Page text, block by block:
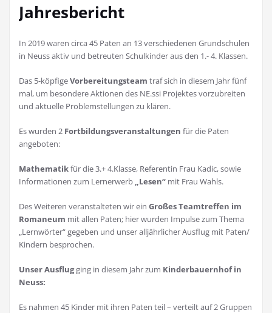
Jahresbericht
In 2019 waren circa 45 Paten an 13 verschiedenen Grundschulen
in Neuss aktiv und betreuten Schulkinder aus den 1.- 4. Klassen.
Das 5-köpfigeVorbereitungsteam traf sich in diesem Jahr fünf
mal, um besondere Aktionen des NE.ssi Projektes vorzubreiten
und aktuelle Problemstellungen zu klären.
Es wurden 2 Fortbildungsveranstaltungen für die Paten
angeboten:
Mathematikfür die 3.+ 4.Klasse, Referentin Frau Kadic, sowie
Informationen zum Lernerwerb „Lesen“ mit Frau Wahls.
Des Weiteren veranstalteten wir ein Großes Teamtreffen im
Romaneum mit allen Paten; hier wurden Impulse zum Thema
„Lernwörter“ gegeben und unser alljährlicher Ausflug mit Paten/
Kindern besprochen.
Unser Ausflugging in diesem Jahr zum Kinderbauernhof in
Neuss:
Es nahmen 45 Kinder mit ihren Paten teil – verteilt auf 2 Gruppen